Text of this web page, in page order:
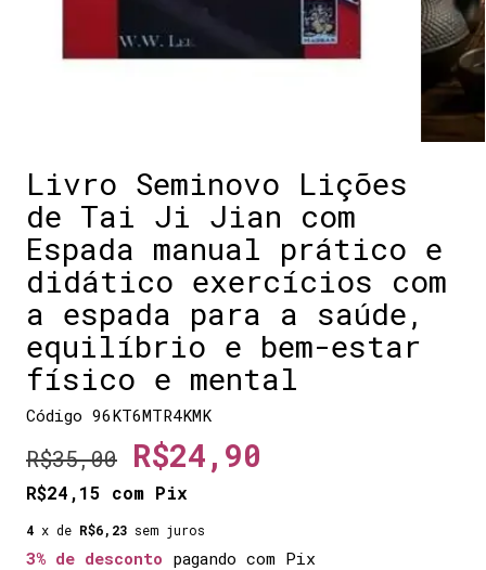
Livro Seminovo Lições
de Tai Ji Jian com
Espada manual prático e
didático exercícios com
a espada para a saúde,
equilíbrio e bem-estar
físico e mental
Código 96KT6MTR4KMK
R$35,00 R$24,90
R$24,15 com Pix
4 x de R$6,23 sem juros
3% de desconto pagando com Pix